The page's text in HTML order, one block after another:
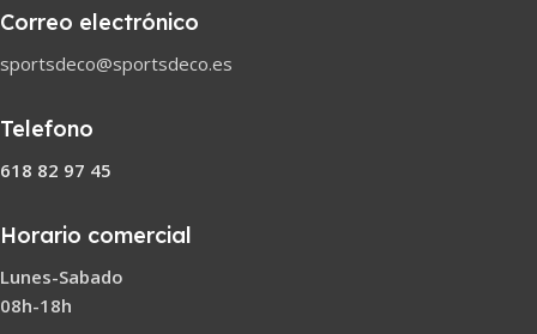
Correo electrónico
sportsdeco@sportsdeco.es
Telefono
618 82 97 45
Horario comercial
Lunes-Sabado
08h-18h